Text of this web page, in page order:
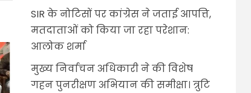
SIR के नोटिसों पर कांग्रेस ने जताई आपत्ति,
मतदाताओं को किया जा रहा परेशान:
आलोक शर्मा
मुख्य निर्वाचन अधिकारी ने की विशेष
गहन पुनरीक्षण अभियान की समीक्षा। त्रुटि